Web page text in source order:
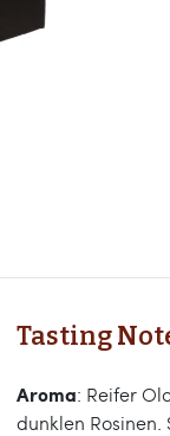
Tasting
Aroma: Reifer
dunklen